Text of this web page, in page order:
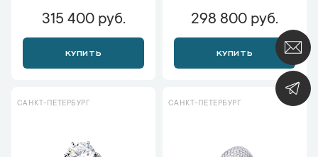
315 400 руб.
КУПИТЬ
298 800 руб.
КУПИТЬ
САНКТ-ПЕТЕРБУРГ САНКТ-ПЕТЕРБУРГ